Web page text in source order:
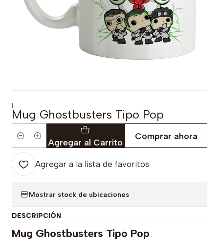
|
Mug Ghostbusters Tipo Pop
Cantidad Agregar al Carrito
Comprar ahora
Agregar a la lista de favoritos
Mostrar stock de ubicaciones
DESCRIPCIÓN
Mug Ghostbusters Tipo Pop